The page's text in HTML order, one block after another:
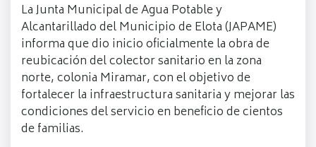
La Junta Municipal de Agua Potable y
Alcantarillado del Municipio de Elota (JAPAME)
informa que dio inicio oficialmente la obra de
reubicación del colector sanitario en la zona
norte, colonia Miramar, con el objetivo de
fortalecer la infraestructura sanitaria y mejorar las
condiciones del servicio en beneficio de cientos
de familias.